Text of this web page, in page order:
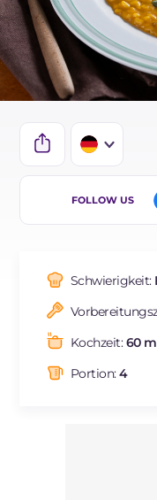
IT
ES
BR
NL
FOLLOW US
Schwierigkeit:
Kochzeit:60
Portion:4